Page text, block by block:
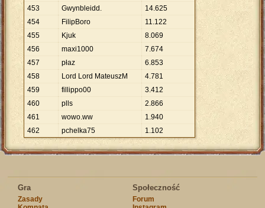
453
Gwynbleidd. 14.625
454
FilipBoro 11.122
455
Kjuk 8.069
456
maxi1000 7.674
457
płaz 6.853
458
Lord Lord MateuszM 4.781
459
fillippo00 3.412
460
plls 2.866
461
wowo.ww 1.940
462
pchelka75 1.102
Gra
Zasady
Społeczność
Forum